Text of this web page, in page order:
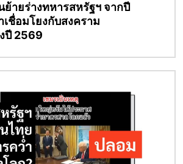
ย้ายร่างทหารสหรัฐฯ จากปี
ชื่อมโยงกับสงคราม
ปี 2569